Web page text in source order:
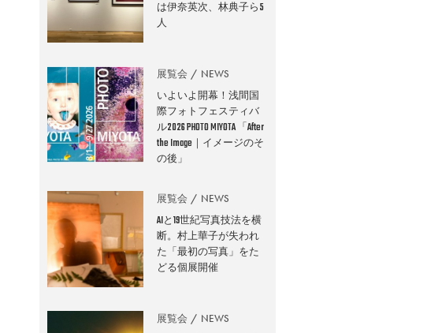
は伊奈英次、林典子ら5
人
展覧会 NEWS
いよいよ開幕！浅間国
際フォトフェスティバ
ル2026 PHOTO MIYOTA 「After
the Image｜イメージのそ
の後」
展覧会 NEWS
AIと19世紀写真技法を横
断。村上華子が失われ
た「最初の写真」をた
どる個展開催
展覧会 NEWS